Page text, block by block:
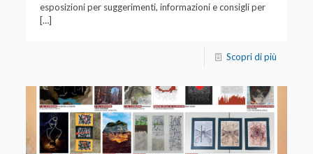
esposizioni per suggerimenti, informazioni e consigli per
[…]
Scopri di più